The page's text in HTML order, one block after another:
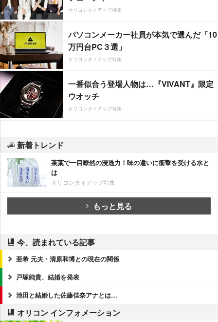
オリコンタイアップ特集
パソコンメーカー社員が本気で選んだ「10
万円台PC３選」
オリコンタイアップ特集
一番似合う登場人物は…『VIVANT』限定
ウオッチ
オリコンタイアップ特集
新着トレンド
茶葉で一目瞭然の浸透力！味の違いに衝撃を受ける水と
は
オリコンタイアップ特集
もっと見る
今、読まれている記事
亜希 元夫・清原和博との現在の関係
戸塚純貴、結婚を発表
池田と結婚した佐藤佳奈アナとは…
オリコン インフォメーション